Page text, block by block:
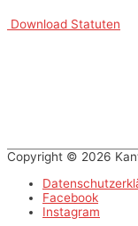
Download Statuten
Copyright © 2026
Facebook
Instagram